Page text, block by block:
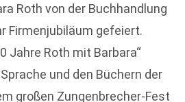
Roth von der Buchhandlung
Firmenjubiläum gefeiert.
Jahre Roth mit Barbara“
und den Büchern der
großen Zungenbrecher-Fest